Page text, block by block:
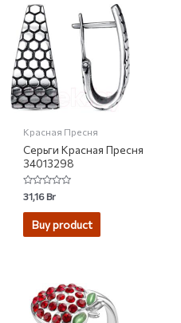
Красная Пресня
Серьги Красная Пресня
34013298
Rated
0
out
31,16Br
Buy product